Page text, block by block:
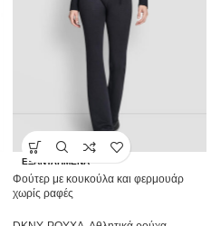
ΕΞΑΝΤΛΗΜΈΝΑ
Φούτερ με κουκούλα και φερμουάρ
χωρίς ραφές